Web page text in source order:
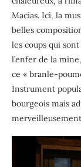
Macias. Ici, la
belles
les coups qui
l’enfer de la
ce « branle-
Instrument
bourgeois mais